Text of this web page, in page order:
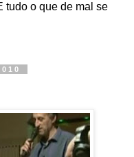
tudo o que de mal se